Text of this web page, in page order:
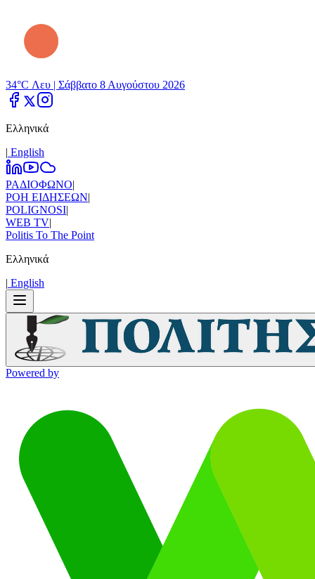
34°C Λευ | Σάββατο 8 Αυγούστου 2026
Ελληνικά
| Εnglish
ΡΑΔΙΟΦΩΝΟ|
ΡΟΗ ΕΙΔΗΣΕΩΝ|
POLIGNOSI|
WEB TV|
Politis To The Point
Ελληνικά
| Εnglish
Powered by